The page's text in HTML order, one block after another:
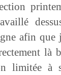
afin que
là
limitée à